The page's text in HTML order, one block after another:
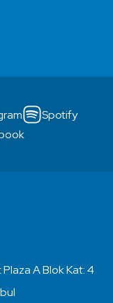
Spotify
A Blok Kat: 4